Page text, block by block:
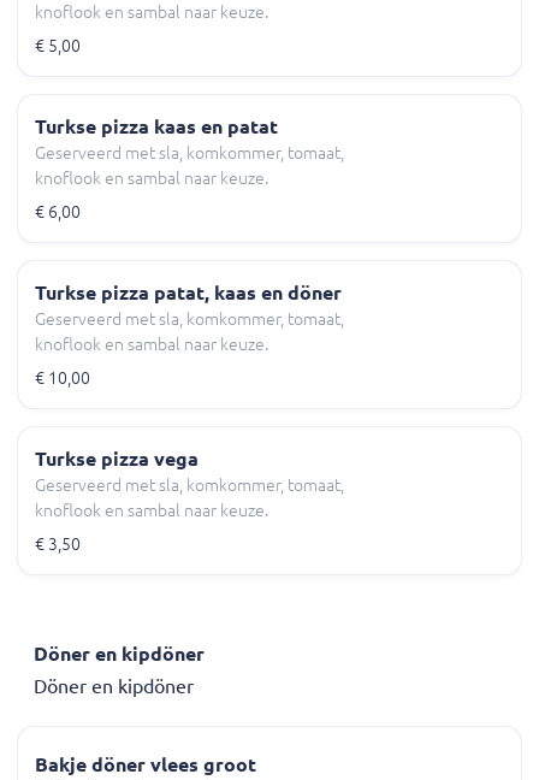
knoflook en sambal naar keuze.
€ 5,00
Turkse pizza kaas en patat
Geserveerd met sla, komkommer, tomaat,
knoflook en sambal naar keuze.
€ 6,00
Turkse pizza patat, kaas en döner
Geserveerd met sla, komkommer, tomaat,
knoflook en sambal naar keuze.
€ 10,00
Turkse pizza vega
Geserveerd met sla, komkommer, tomaat,
knoflook en sambal naar keuze.
€ 3,50
Döner en kipdöner
Döner en kipdöner
Bakje döner vlees groot